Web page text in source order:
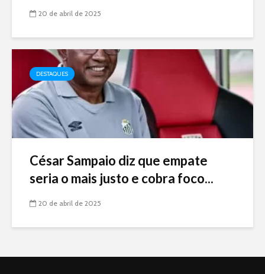
20 de abril de 2025
DESTAQUES
César Sampaio diz que empate
seria o mais justo e cobra foco...
20 de abril de 2025